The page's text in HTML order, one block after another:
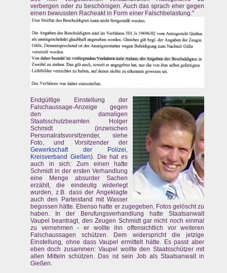
verbergen oder zu beschönigen. Auch das sprach eher gegen
einen bewussten Racheakt in Form einer Falschbelastung."
Endgültige Einstellung der
Falschaussage-Anzeige gegen
den damaligen
Staatsschutzbeamten Holger
Schmidt (inzwischen
Personalratsvorsitzender, siehe
Foto, und Vorsitzender der
Gewerkschaft der Polizei,
Kreisverband Gießen). Die hat es
auch in sich: Zum einen hatte
Schmidt in der ersten Verhandlung
eine Menge absurder Sachen
erzählt, die eindeutig widerlegt
wurden, z.B. dass der Angeklagte
auch den Parteistand mit Wasser
begossen hätte. Ebenso hatte er zugegeben, Fotos gelöscht zu
haben. In der Berufungsverhandlung hatte Staatsanwalt
Vaupel beantragt, den Zeugen Schmidt gar nicht noch einmal
zu vernehmen - er wollte ihn offensichtlich vor weiteren
Falschaussagen schützen. Dem widerspricht die jetzige
Einstellung, ohne dass Vaupel ermittelt hätte. Es passt aber
eben doch zusammen: Vaupel wollte den Staatsschützer mit
allen Mitteln schützen. Das ist sein Job als Staatsanwalt in
Gießen.